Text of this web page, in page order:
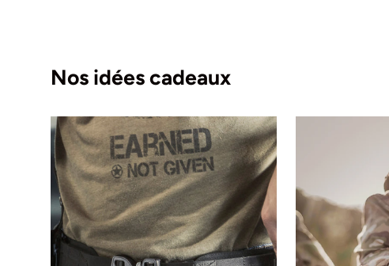
Livres
Nos idées cadeaux